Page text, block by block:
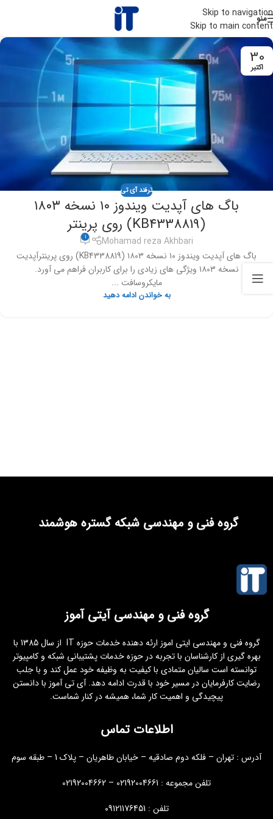
Skip to navigation
Skip to main content
منو
30
اکتبر
ترفند آی تی
باگ های آپدیت ویندوز ۱۰ نسخه ۱۸۰۳
(KB4338819) روی پرینتر
Mohamad reza Akhbari
1
باگ های آپدیت ویندوز ۱۰ نسخه ۱۸۰۳ (KB4338819) روی پرینترآپدیت
نسخه ۱۸۰۳ ویژگی های زیادی را برای کاربران فراهم می آورد.
مایکروسافت ...
به خواندن ادامه دهید
گروه فنی و مهندسی شبکه گستره هوشمند
گروه فنی و مهندسی آیتی آموز
گروه فنی و مهندسی ایتی اموز ارئه دهنده خدمات حوزه IT از سال 1385 با
بهره گیری از کارشناسان با تجربه در حوزه خدمات پشتیبانی شبکه و کامپیوتر
توانسته است سالیان متمادی با کیفیت به وظیفه خود عمل کند و با جلب
رضایت کارفرمایان در مسیر خود با قدرت ادامه دهد. آی تی آموز با دانستن
پیچیدگی و اهمیت کار شما، همیشه در کنار شماست.
اطلاعات تماس
آدرس : تهران – فلکه دوم صادقیه – خیابان طاهریان – پلاک 1 – طبقه سوم
تلفن مجموعه : 02192004661 – 02192004662
تلفن : 09121176451